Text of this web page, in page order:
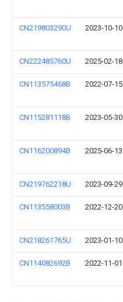
CN219803290U 2023-10-10
CN222485760U 2025-02-18
CN113575468B 2022-07-15
CN115281118B 2023-05-30
CN116200894B 2025-06-13
CN219762218U 2023-09-29
CN113558003B 2022-12-20
CN218261765U 2023-01-10
CN114082692B 2022-11-01